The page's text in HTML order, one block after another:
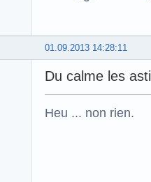
01.09.2013 14:28:11
Du calme les
Heu ... non rien.